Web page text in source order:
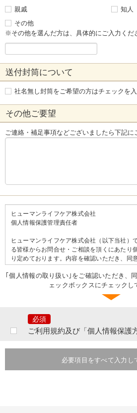
親戚
知人
その他
※その他を選んだ方は、具体的にご入力くだ
送付封筒について
社名無し封筒をご希望の方はチェックを入
その他ご要望
ご連絡・補足事項などございましたら下記に
ヒューマンライフケア株式会社
個人情報保護管理責任者
ヒューマンライフケア株式会社（以下当社）
る皆様からお問合せ・ご相談を頂くにあたり
り定めております。内容を確認いただき、同
す。
＝＝個人情報の取り扱いについて＝＝
なお、提出いただいた個人情報はご本人の同
はございません。ただし、次のいずれかに該
あらかじめ、本人に必要事項を明示または通
とき。本人ならびに公衆の生命・健康・財産
法令に基づく場合。その他業務遂行上必要な
｢個人情報の取り扱い｣をご確認いただき、
ェックボックスにチェックし
ご利用規約及び「個人情報保護
必要項目をすべて入力し